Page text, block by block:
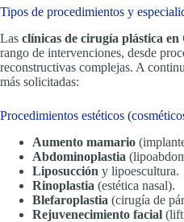
Tipos de procedimientos y
Las clínicas de cirugía plástica en
rango de intervenciones, desde
reconstructivas complejas. A
más solicitadas:
Procedimientos estéticos
Aumento mamario
Abdominoplastia
Liposucción y lipoescultura.
Rinoplastia (estética nasal).
Blefaroplastia (cirugía de
Rejuvenecimiento facial